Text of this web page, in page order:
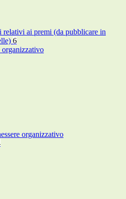
relativi ai premi (da pubblicare in
6
organizzativo
organizzativo